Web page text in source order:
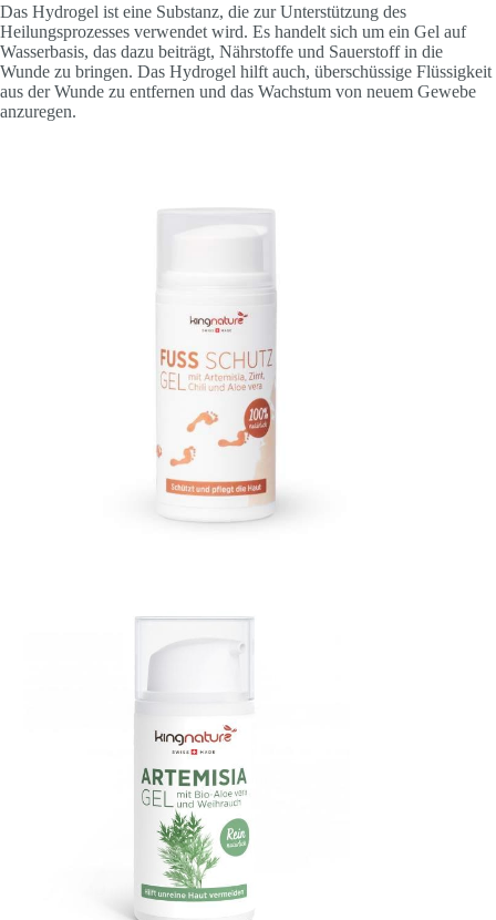
Das Hydrogel ist eine Substanz, die zur Unterstützung des
Heilungsprozesses verwendet wird. Es handelt sich um ein Gel auf
Wasserbasis, das dazu beiträgt, Nährstoffe und Sauerstoff in die
Wunde zu bringen. Das Hydrogel hilft auch, überschüssige Flüssigkeit
aus der Wunde zu entfernen und das Wachstum von neuem Gewebe
anzuregen.